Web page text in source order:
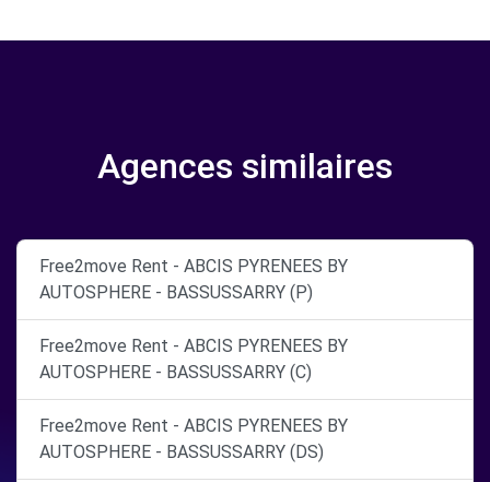
Agences similaires
Free2move Rent - ABCIS PYRENEES BY
AUTOSPHERE - BASSUSSARRY (P)
Free2move Rent - ABCIS PYRENEES BY
AUTOSPHERE - BASSUSSARRY (C)
Free2move Rent - ABCIS PYRENEES BY
AUTOSPHERE - BASSUSSARRY (DS)